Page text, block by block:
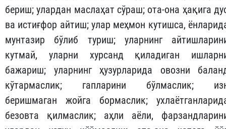
бериш; улардан маслаҳат сўраш; ота-она ҳақига
ва истиғфор айтиш; улар меҳмон кутишса,
мунтазир бўлиб туриш; уларнинг
кутмай, уларни хурсанд қиладиган
бажариш; уларнинг ҳузурларида овозни
кўтармаслик; гапларини бўлмаслик;
беришмаган жойга бормаслик;
безовта қилмаслик; аҳли аёли,